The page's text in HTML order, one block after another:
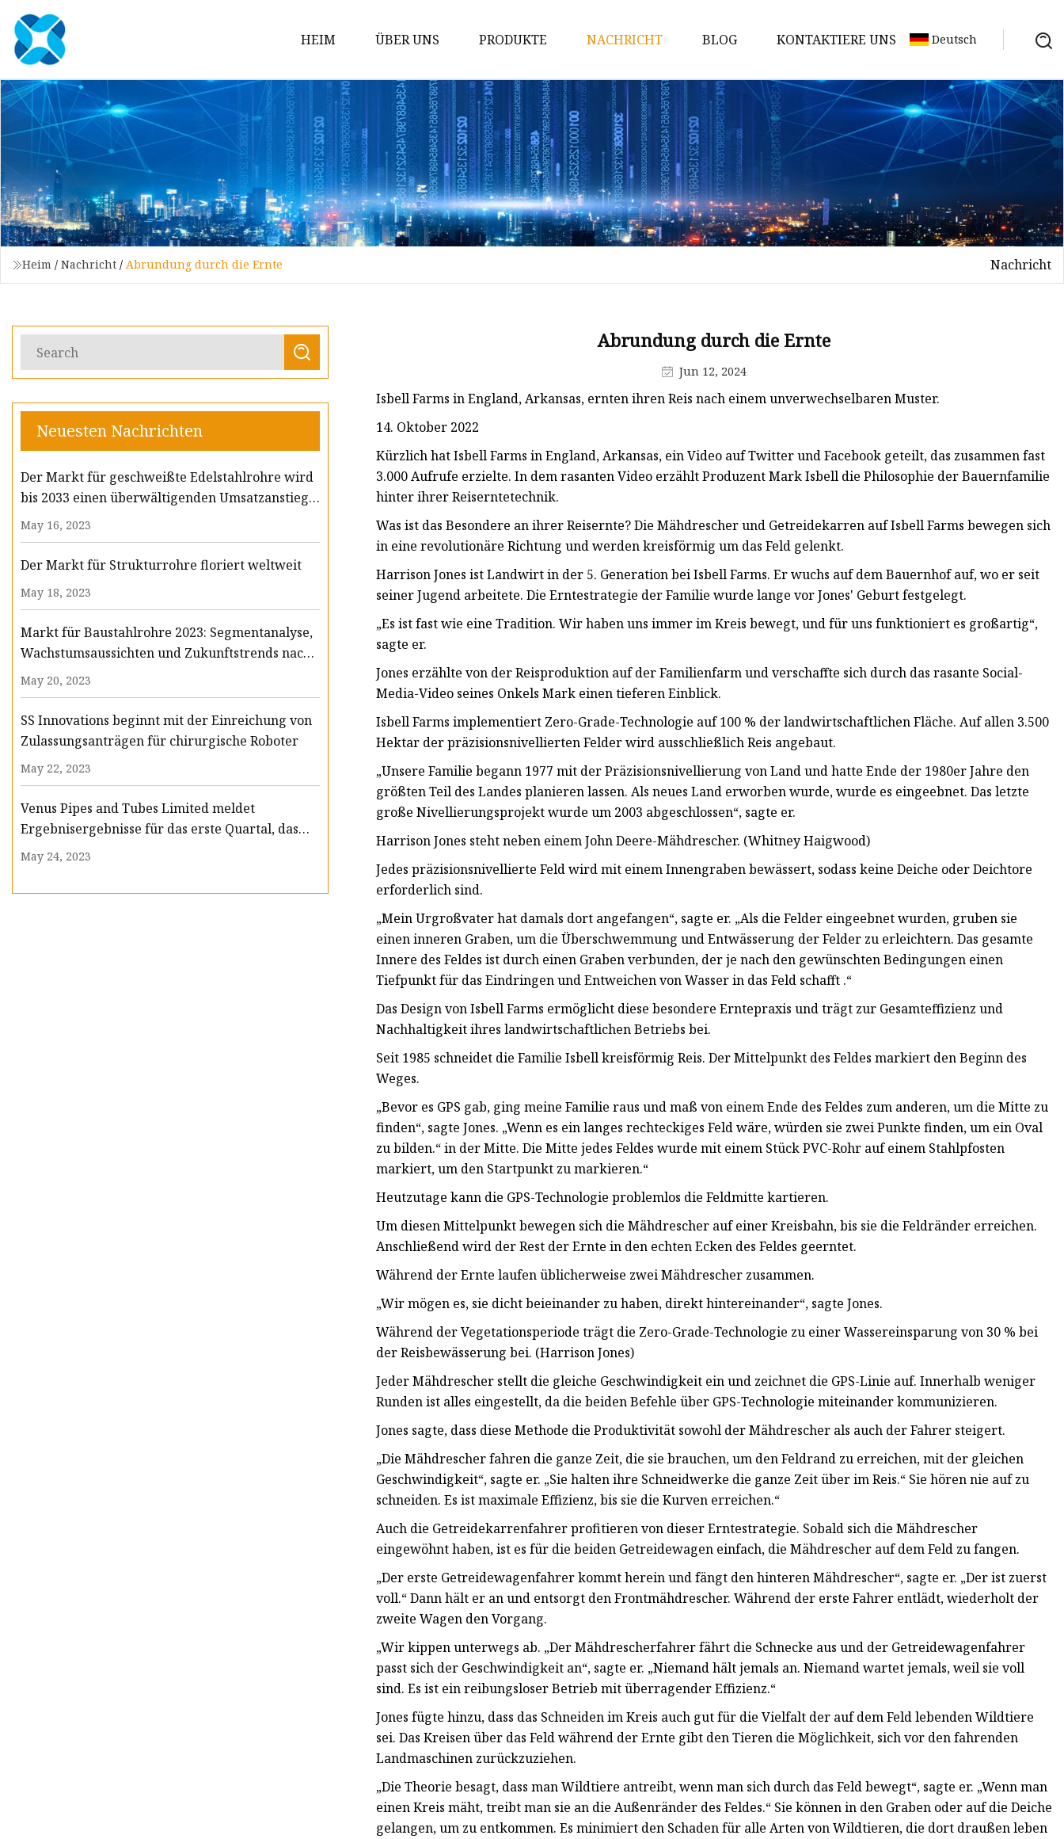
HEIM ÜBER UNS PRODUKTE
Stahlrundrohr
Rostfreies Stahlrohr
Edelstahlspule
Edelstahlblech
Rundstab aus Edelstahl
Vorlackierter PPGI-PPGL-Stahl
Rundstahl aus Stahl
NACHRICHT BLOG KONTAKTIERE UNS Deutsch
Heim / Nachricht / Abrundung durch die Ernte Nachricht
Neuesten Nachrichten
Der Markt für geschweißte Edelstahlrohre wird
bis 2033 einen überwältigenden Umsatzanstieg
von 8,9 Milliarden US-Dollar verzeichnen:
Exklusiver Bericht von FMI
May 16, 2023
Der Markt für Strukturrohre floriert weltweit
May 18, 2023
Markt für Baustahlrohre 2023: Segmentanalyse,
Wachstumsaussichten und Zukunftstrends nach
Hauptakteuren: ArcelorMittal SA, Tata Steel
Limited, Nippon Steel & Sumitomo Metal
Corporation, Jindal Saw Ltd.
May 20, 2023
SS Innovations beginnt mit der Einreichung von
Zulassungsanträgen für chirurgische Roboter
May 22, 2023
Venus Pipes and Tubes Limited meldet
Ergebnisergebnisse für das erste Quartal, das
am 30. Juni 2023 endete
May 24, 2023
Abrundung durch die Ernte
Jun 12, 2024
Isbell Farms in England, Arkansas, ernten ihren Reis nach einem unverwechselbaren Muster.
14. Oktober 2022
Kürzlich hat Isbell Farms in England, Arkansas, ein Video auf Twitter und Facebook geteilt, das zusammen fast
3.000 Aufrufe erzielte. In dem rasanten Video erzählt Produzent Mark Isbell die Philosophie der Bauernfamilie
hinter ihrer Reiserntetechnik.
Was ist das Besondere an ihrer Reisernte? Die Mähdrescher und Getreidekarren auf Isbell Farms bewegen sich
in eine revolutionäre Richtung und werden kreisförmig um das Feld gelenkt.
Harrison Jones ist Landwirt in der 5. Generation bei Isbell Farms. Er wuchs auf dem Bauernhof auf, wo er seit
seiner Jugend arbeitete. Die Erntestrategie der Familie wurde lange vor Jones' Geburt festgelegt.
„Es ist fast wie eine Tradition. Wir haben uns immer im Kreis bewegt, und für uns funktioniert es großartig“,
sagte er.
Jones erzählte von der Reisproduktion auf der Familienfarm und verschaffte sich durch das rasante Social-
Media-Video seines Onkels Mark einen tieferen Einblick.
Isbell Farms implementiert Zero-Grade-Technologie auf 100 % der landwirtschaftlichen Fläche. Auf allen 3.500
Hektar der präzisionsnivellierten Felder wird ausschließlich Reis angebaut.
„Unsere Familie begann 1977 mit der Präzisionsnivellierung von Land und hatte Ende der 1980er Jahre den
größten Teil des Landes planieren lassen. Als neues Land erworben wurde, wurde es eingeebnet. Das letzte
große Nivellierungsprojekt wurde um 2003 abgeschlossen“, sagte er.
Harrison Jones steht neben einem John Deere-Mähdrescher. (Whitney Haigwood)
Jedes präzisionsnivellierte Feld wird mit einem Innengraben bewässert, sodass keine Deiche oder Deichtore
erforderlich sind.
„Mein Urgroßvater hat damals dort angefangen“, sagte er. „Als die Felder eingeebnet wurden, gruben sie
einen inneren Graben, um die Überschwemmung und Entwässerung der Felder zu erleichtern. Das gesamte
Innere des Feldes ist durch einen Graben verbunden, der je nach den gewünschten Bedingungen einen
Tiefpunkt für das Eindringen und Entweichen von Wasser in das Feld schafft .“
Das Design von Isbell Farms ermöglicht diese besondere Erntepraxis und trägt zur Gesamteffizienz und
Nachhaltigkeit ihres landwirtschaftlichen Betriebs bei.
Seit 1985 schneidet die Familie Isbell kreisförmig Reis. Der Mittelpunkt des Feldes markiert den Beginn des
Weges.
„Bevor es GPS gab, ging meine Familie raus und maß von einem Ende des Feldes zum anderen, um die Mitte zu
finden“, sagte Jones. „Wenn es ein langes rechteckiges Feld wäre, würden sie zwei Punkte finden, um ein Oval
zu bilden.“ in der Mitte. Die Mitte jedes Feldes wurde mit einem Stück PVC-Rohr auf einem Stahlpfosten
markiert, um den Startpunkt zu markieren.“
Heutzutage kann die GPS-Technologie problemlos die Feldmitte kartieren.
Um diesen Mittelpunkt bewegen sich die Mähdrescher auf einer Kreisbahn, bis sie die Feldränder erreichen.
Anschließend wird der Rest der Ernte in den echten Ecken des Feldes geerntet.
Während der Ernte laufen üblicherweise zwei Mähdrescher zusammen.
„Wir mögen es, sie dicht beieinander zu haben, direkt hintereinander“, sagte Jones.
Während der Vegetationsperiode trägt die Zero-Grade-Technologie zu einer Wassereinsparung von 30 % bei
der Reisbewässerung bei. (Harrison Jones)
Jeder Mähdrescher stellt die gleiche Geschwindigkeit ein und zeichnet die GPS-Linie auf. Innerhalb weniger
Runden ist alles eingestellt, da die beiden Befehle über GPS-Technologie miteinander kommunizieren.
Jones sagte, dass diese Methode die Produktivität sowohl der Mähdrescher als auch der Fahrer steigert.
„Die Mähdrescher fahren die ganze Zeit, die sie brauchen, um den Feldrand zu erreichen, mit der gleichen
Geschwindigkeit“, sagte er. „Sie halten ihre Schneidwerke die ganze Zeit über im Reis.“ Sie hören nie auf zu
schneiden. Es ist maximale Effizienz, bis sie die Kurven erreichen.“
Auch die Getreidekarrenfahrer profitieren von dieser Erntestrategie. Sobald sich die Mähdrescher
eingewöhnt haben, ist es für die beiden Getreidewagen einfach, die Mähdrescher auf dem Feld zu fangen.
„Der erste Getreidewagenfahrer kommt herein und fängt den hinteren Mähdrescher“, sagte er. „Der ist zuerst
voll.“ Dann hält er an und entsorgt den Frontmähdrescher. Während der erste Fahrer entlädt, wiederholt der
zweite Wagen den Vorgang.
„Wir kippen unterwegs ab. „Der Mähdrescherfahrer fährt die Schnecke aus und der Getreidewagenfahrer
passt sich der Geschwindigkeit an“, sagte er. „Niemand hält jemals an. Niemand wartet jemals, weil sie voll
sind. Es ist ein reibungsloser Betrieb mit überragender Effizienz.“
Jones fügte hinzu, dass das Schneiden im Kreis auch gut für die Vielfalt der auf dem Feld lebenden Wildtiere
sei. Das Kreisen über das Feld während der Ernte gibt den Tieren die Möglichkeit, sich vor den fahrenden
Landmaschinen zurückzuziehen.
„Die Theorie besagt, dass man Wildtiere antreibt, wenn man sich durch das Feld bewegt“, sagte er. „Wenn man
einen Kreis mäht, treibt man sie an die Außenränder des Feldes.“ Sie können in den Graben oder auf die Deiche
gelangen, um zu entkommen. Es minimiert den Schaden für alle Arten von Wildtieren, die dort draußen leben